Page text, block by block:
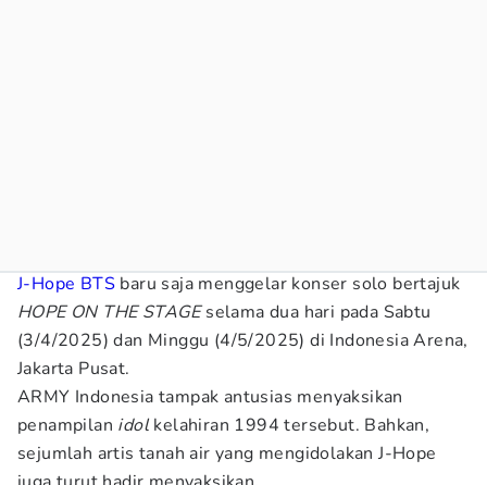
J-Hope BTS baru saja menggelar konser solo bertajuk
HOPE ON THE STAGEselama dua hari pada Sabtu
(3/4/2025) dan Minggu (4/5/2025) di Indonesia Arena,
Jakarta Pusat.
ARMY Indonesia tampak antusias menyaksikan
penampilan idolkelahiran 1994 tersebut. Bahkan,
sejumlah artis tanah air yang mengidolakan J-Hope